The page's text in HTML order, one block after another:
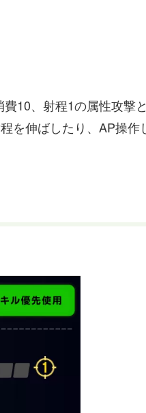
10、射程1の属性攻撃
を伸ばしたり、AP操